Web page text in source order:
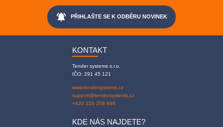
notifications_active PŘIHLAŠTE SE K ODBĚRU NOVINEK
KONTAKT
Tender systems s.r.o.
IČO: 291 45 121
www.tendersystems.cz
support@tendersystems.cz
+420 226 258 888
KDE NÁS NAJDETE?